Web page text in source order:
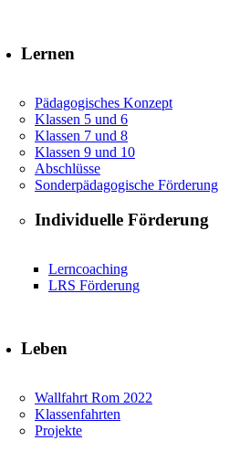
Lernen
Pädagogisches Konzept
Klassen 5 und 6
Klassen 7 und 8
Klassen 9 und 10
Abschlüsse
Sonderpädagogische Förderung
Individuelle Förderung
Lerncoaching
LRS Förderung
Leben
Wallfahrt Rom 2022
Klassenfahrten
Projekte